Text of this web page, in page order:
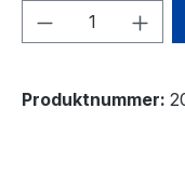
Produkt
Produktnummer: